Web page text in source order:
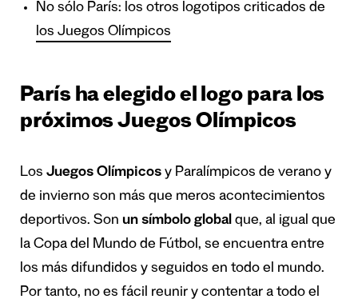
No sólo París: los otros logotipos criticados de
los Juegos Olímpicos
París ha elegido el logo para los
próximos Juegos Olímpicos
Los Juegos Olímpicos y Paralímpicos de verano y
de invierno son más que meros acontecimientos
deportivos. Son un símbolo global que, al igual que
la Copa del Mundo de Fútbol, se encuentra entre
los más difundidos y seguidos en todo el mundo.
Por tanto, no es fácil reunir y contentar a todo el